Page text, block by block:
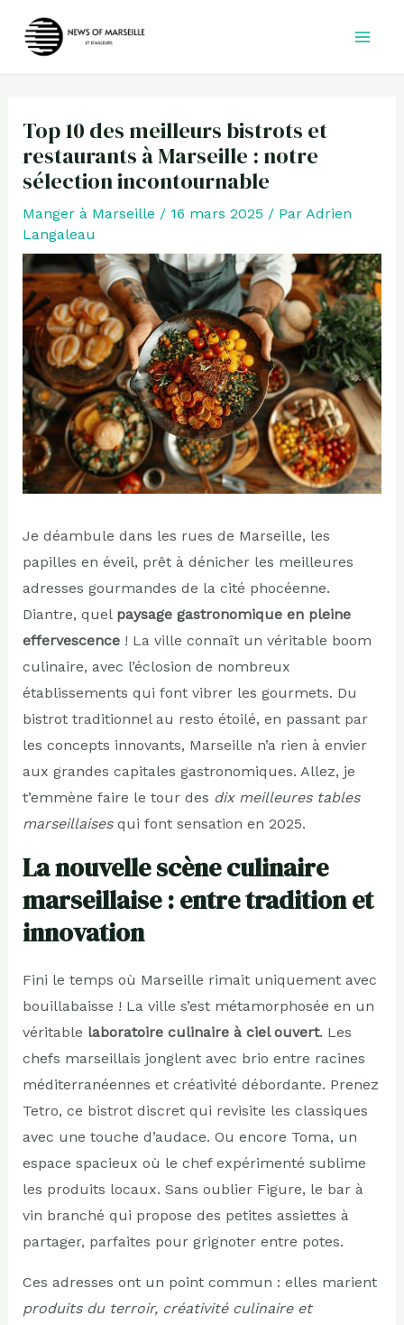
Top 10 des meilleurs bistrots et
restaurants à Marseille : notre
sélection incontournable
Manger à Marseille / 16 mars 2025 / Par Adrien
Langaleau
Je déambule dans les rues de Marseille, les
papilles en éveil, prêt à dénicher les meilleures
adresses gourmandes de la cité phocéenne.
Diantre, quel paysage gastronomique en pleine
effervescence! La ville connaît un véritable boom
culinaire, avec l’éclosion de nombreux
établissements qui font vibrer les gourmets. Du
bistrot traditionnel au resto étoilé, en passant par
les concepts innovants, Marseille n’a rien à envier
aux grandes capitales gastronomiques. Allez, je
t’emmène faire le tour des dix meilleures tables
marseillaisesqui font sensation en 2025.
La nouvelle scène culinaire
marseillaise : entre tradition et
innovation
Fini le temps où Marseille rimait uniquement avec
bouillabaisse ! La ville s’est métamorphosée en un
véritable laboratoire culinaire à ciel ouvert. Les
chefs marseillais jonglent avec brio entre racines
méditerranéennes et créativité débordante. Prenez
Tetro, ce bistrot discret qui revisite les classiques
avec une touche d’audace. Ou encore Toma, un
espace spacieux où le chef expérimenté sublime
les produits locaux. Sans oublier Figure, le bar à
vin branché qui propose des petites assiettes à
partager, parfaites pour grignoter entre potes.
Ces adresses ont un point commun : elles marient
produits du terroir, créativité culinaire et